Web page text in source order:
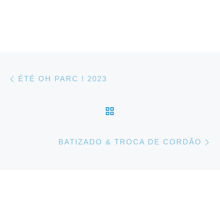
Parcourir les articles
ÉTÉ OH PARC ! 2023
BATIZADO & TROCA DE CORDÃO